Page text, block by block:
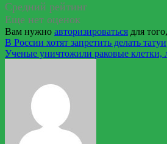
Средний рейтинг
Еще нет оценок
Вам нужно авторизироваться для
Навигация
по
В России хотят запретить делать
Ученые уничтожили раковые клетки,